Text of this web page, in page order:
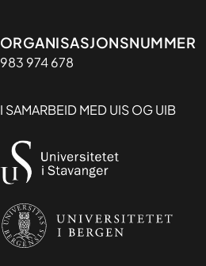
Organisasjon
ORGANISASJONSNUMMER
983 974 678
I SAMARBEID MED UIS OG UIB